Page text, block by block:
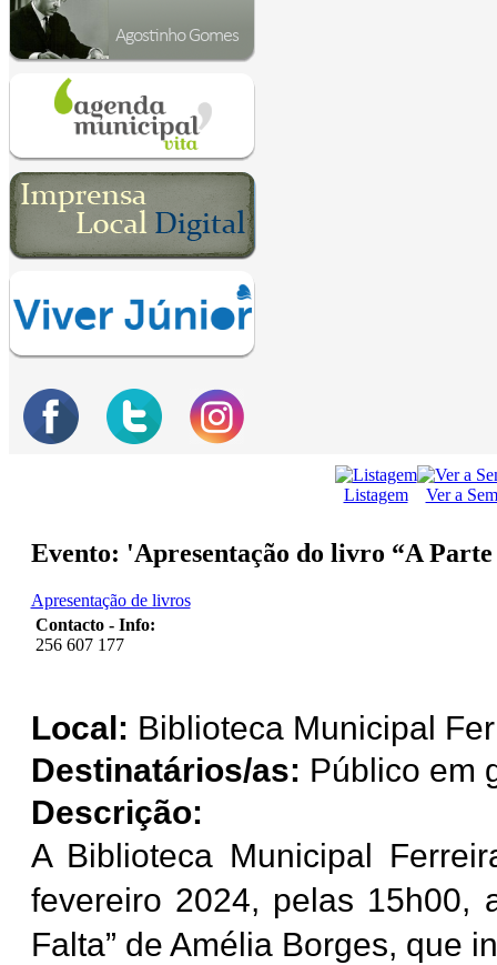
Listagem Ver a
Evento: 'Apresentação do livro “A
Apresentação de livros
Contacto - Info:
256 607 177
Local: Biblioteca Municipal
Destinatários/as: Público em
Descrição:
A Biblioteca Municipal
fevereiro 2024, pelas 15h00,
Falta” de Amélia Borges, que